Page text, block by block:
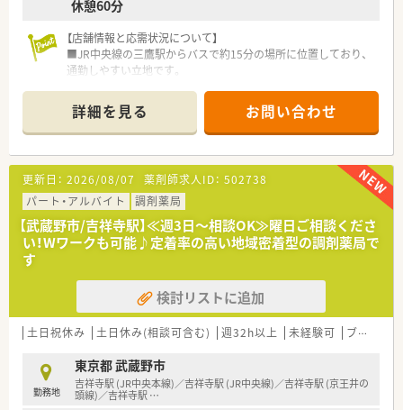
休憩60分
【店舗情報と応需状況について】
■JR中央線の三鷹駅からバスで約15分の場所に位置しており、
通勤しやすい立地です。
科をはじめとした総合科目を幅広く扱っています。
■常勤薬剤師6名、非常勤薬剤師6名、事務員5名の計17名体制
で、余裕を持って業務にあたれます。
【募集背景と求める人物像について】
■今回の募集は、処方箋枚数増加に伴う増員募集であり、組織体
制を強化することが目的です。
■20代から30代半ばの若手薬剤師を歓迎しており、調剤未経験
者も応募可能です。
■経験よりも人柄を重視しており、責任感を持って業務に取り組
【やりがい/おすすめポイント】
■かかりつけや在宅業務のノルマが一切設定されていないため、
純粋に患者様の健康を第一に考えた対応ができます。
箋も扱うため、専門性の高いスキルが身につきます。
■転居を伴う異動がなく、住み慣れた地域で腰を据えて長く働き
続けられる安定感は他社にはない大きな強みです。
詳細を見る お問い合わせ
更新日： 2026/08/07 薬剤師求人ID： 502738
パート・アルバイト
調剤薬局
【武蔵野市/吉祥寺駅】≪週3日～相談OK≫曜日ご相談くださ
い！Wワークも可能♪定着率の高い地域密着型の調剤薬局で
す
検討リストに追加
土日祝休み 土日休み(相談可含む) 週32h以上 未経験可 ブランク可
勤務地
東京都 武蔵野市
吉祥寺駅 (JR中央本線)／吉祥寺駅 (JR中央線)／吉祥寺駅 (京王井の
頭線)／吉祥寺駅 …